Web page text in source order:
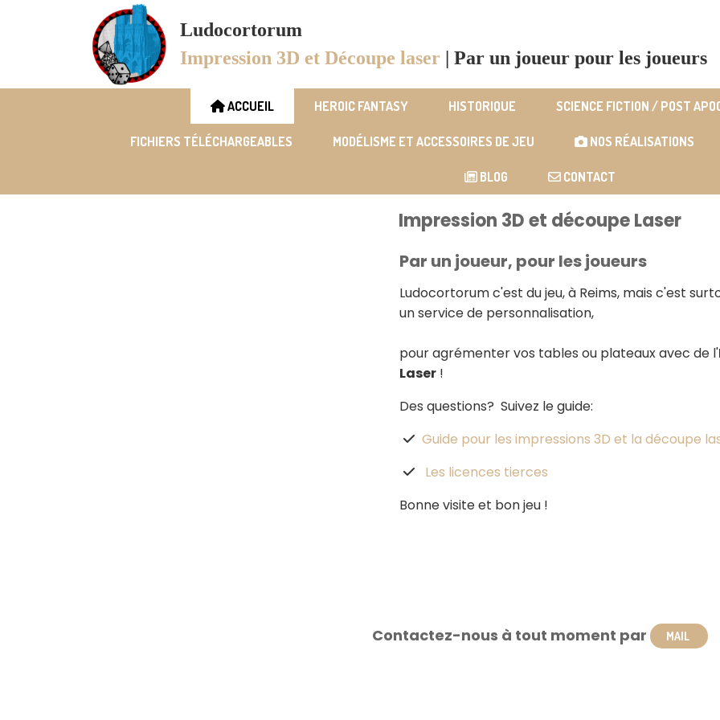
Ludocortorum
Impression 3D et Découpe laser | Par un joueur pour les joueurs
ACCUEIL HEROIC FANTASY HISTORIQUE SCIENCE FICTION / POST
FICHIERS TÉLÉCHARGEABLES MODÉLISME ET ACCESSOIRES DE JEU NOS RÉALISATIONS
BLOG CONTACT
Impression 3D et découpe Laser
Par un joueur, pour les joueurs
Ludocortorum c'est du jeu, à Reims, mais c'est
un service de personnalisation,
pour agrémenter vos tables ou plateaux avec de l'
Laser !
Des questions? Suivez le guide:
 Guide pour les impressions 3D et la découpe

Les licences tierces
Bonne visite et bon jeu !
Contactez-nous à tout moment par MAIL
Panneau de gestion des cookies